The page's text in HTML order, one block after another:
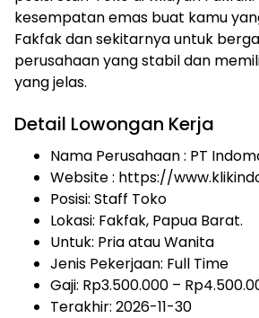
kesempatan emas buat kamu
Fakfak dan sekitarnya untuk
perusahaan yang stabil dan
yang jelas.
Detail Lowongan Kerja
Nama Perusahaan : PT
Website : https://
Posisi: Staff Toko
Lokasi: Fakfak, Papua Barat.
Untuk: Pria atau Wanita
Jenis Pekerjaan: Full Time
Gaji: Rp3.500.000 – Rp
Terakhir: 2026-11-30